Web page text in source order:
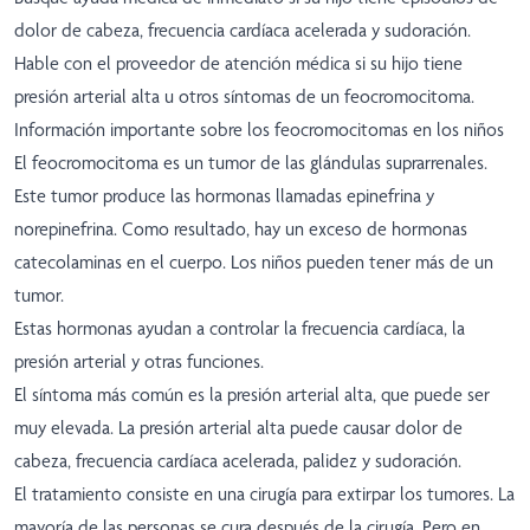
dolor de cabeza, frecuencia cardíaca acelerada y sudoración.
Hable con el proveedor de atención médica si su hijo tiene
presión arterial alta u otros síntomas de un feocromocitoma.
Información importante sobre los feocromocitomas en los niños
El feocromocitoma es un tumor de las glándulas suprarrenales.
Este tumor produce las hormonas llamadas epinefrina y
norepinefrina. Como resultado, hay un exceso de hormonas
catecolaminas en el cuerpo. Los niños pueden tener más de un
tumor.
Estas hormonas ayudan a controlar la frecuencia cardíaca, la
presión arterial y otras funciones.
El síntoma más común es la presión arterial alta, que puede ser
muy elevada. La presión arterial alta puede causar dolor de
cabeza, frecuencia cardíaca acelerada, palidez y sudoración.
El tratamiento consiste en una cirugía para extirpar los tumores. La